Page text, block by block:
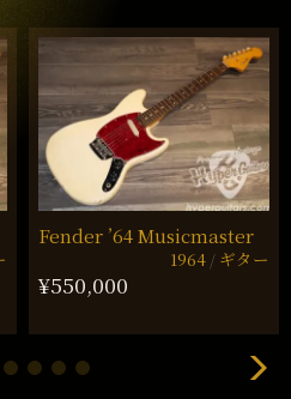
Fender ’64 Musicmaster
1964 ギター
¥550,000